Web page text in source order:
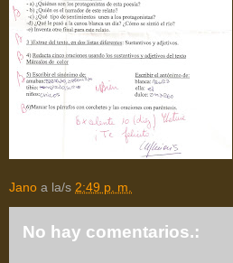
Jano a la/s 2:49 p. m.
No hay comentarios.: